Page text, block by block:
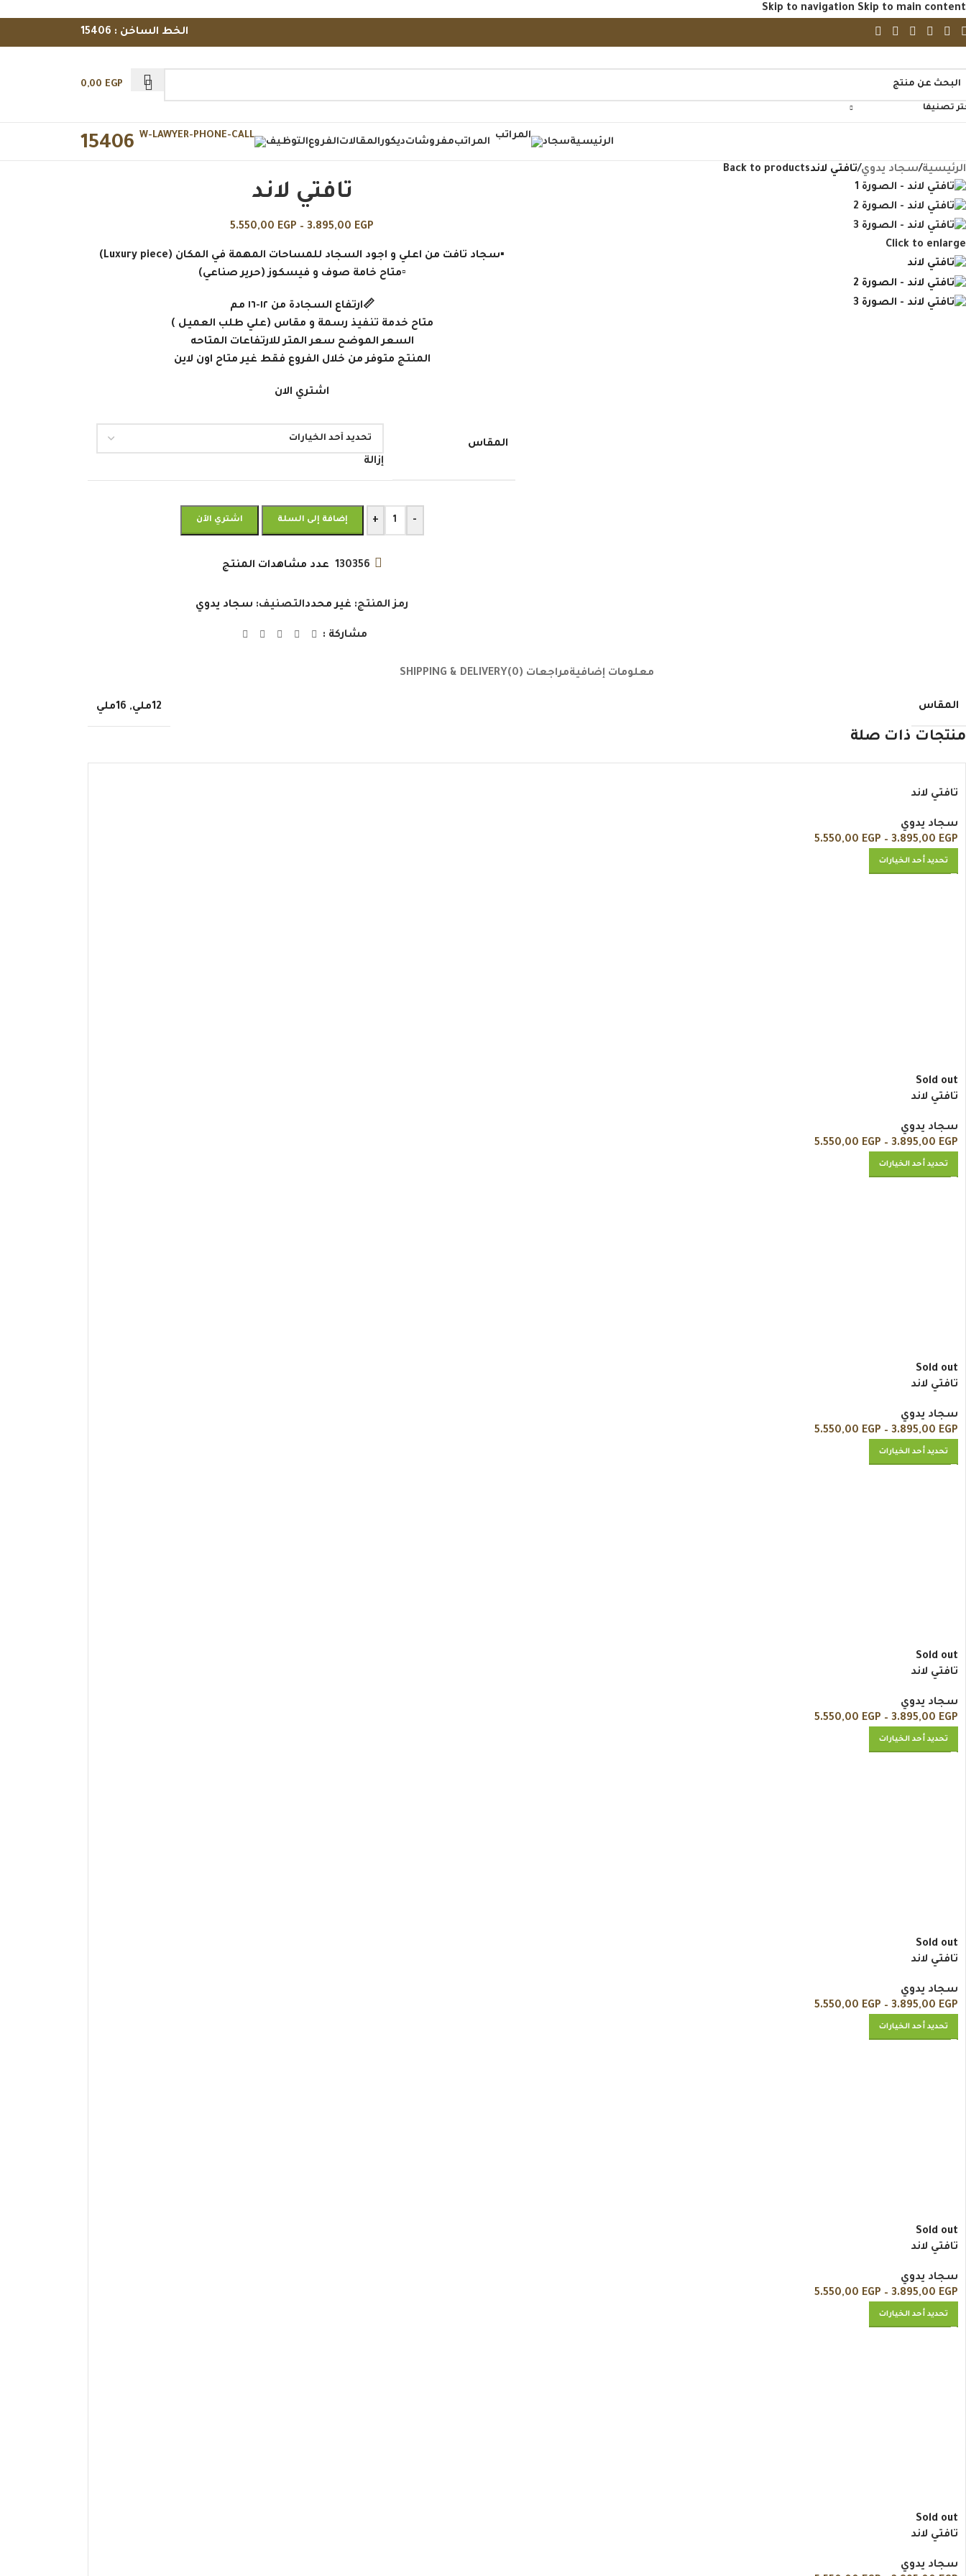
Skip to navigation Skip to main content
الخط الساخن : 15406
تصنيفا
0,00 EGP
الرئيسيةسجاد المراتبمفروشاتديكور المقالاتالفروعالتوظيف 15406
الرئيسية/سجاد يدوي/تافتي لاندBack to products
Click to enlarge
تافتي لاند
3.895,00 EGP
–
5.550,00 EGP
▪️سجاد تافت من اعلي و اجود السجاد للمساحات المهمة في المكان (Luxury piece)
▫️متاح خامة صوف و فيسكوز (حرير صناعي)
📏ارتفاع السجادة من ١٢-١٦ مم
متاح خدمة تنفيذ رسمة و مقاس (علي طلب العميل )
السعر الموضح سعر المتر للارتفاعات المتاحه
المنتج متوفر من خلال الفروع فقط غير متاح اون لاين
اشتري الان
المقاس
إزالة
-
+ إضافة إلى السلة اشتري الآن
130356 عدد مشاهدات المنتج
رمز المنتج: غير محددالتصنيف: سجاد يدوي
مشاركة :
معلومات إضافيةمراجعات (0) SHIPPING & DELIVERY
المقاس 12ملي , 16ملي
منتجات ذات صلة
تافتي لاند
سجاد يدوي
3.895,00 EGP
–
5.550,00 EGP
تحديد أحد الخيارات
Sold out
تافتي لاند
سجاد يدوي
3.895,00 EGP
–
5.550,00 EGP
تحديد أحد الخيارات
Sold out
تافتي لاند
سجاد يدوي
3.895,00 EGP
–
5.550,00 EGP
تحديد أحد الخيارات
Sold out
تافتي لاند
سجاد يدوي
3.895,00 EGP
–
5.550,00 EGP
تحديد أحد الخيارات
Sold out
تافتي لاند
سجاد يدوي
3.895,00 EGP
–
5.550,00 EGP
تحديد أحد الخيارات
Sold out
تافتي لاند
سجاد يدوي
3.895,00 EGP
–
5.550,00 EGP
تحديد أحد الخيارات
Sold out
تافتي لاند
سجاد يدوي